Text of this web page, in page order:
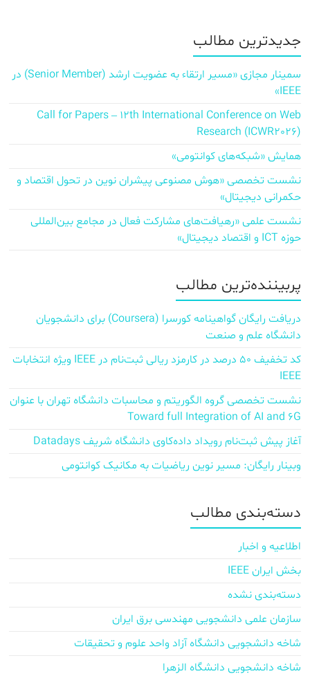
جدیدترین مطالب
سمینار مجازی «مسیر ارتقاء به عضویت ارشد (Senior Member) در
IEEE»
Call for Papers – 12th International Conference on Web
Research (ICWR2026)
همایش «شبکه‌های کوانتومی»
نشست تخصصی «هوش مصنوعی پیشران نوین در تحول اقتصاد و
حکمرانی دیجیتال»
نشست علمی «رهیافت‌های مشارکت فعال در مجامع بین‌المللی
حوزه ICT و اقتصاد دیجیتال»
پربیننده‌ترین مطالب
دریافت رایگان گواهینامه کورسرا (Coursera) برای دانشجویان
دانشگاه علم و صنعت
کد تخفیف ۵۰ درصد در کارمزد ریالی ثبت‌نام در IEEE ویژه انتخابات
IEEE
نشست تخصصی گروه الگوریتم و محاسبات دانشگاه تهران با عنوان
Toward full Integration of AI and 6G
آغاز پیش‌ ثبت‌نام رویداد داده‌کاوی دانشگاه شریف Datadays
وبینار رایگان: مسیر نوین ریاضیات به مکانیک کوانتومی
دسته‌بندی مطالب
اطلاعیه و اخبار
بخش ایران IEEE
دسته‌بندی نشده
سازمان علمی دانشجویی مهندسی برق ایران
شاخه دانشجویی دانشگاه آزاد واحد علوم و تحقیقات
شاخه دانشجویی دانشگاه الزهرا